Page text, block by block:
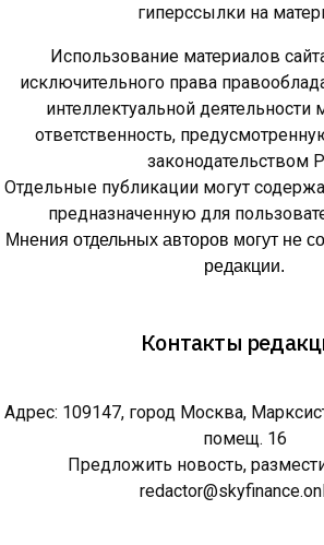
гиперссылки на
Использование материалов
исключительного права
интеллектуальной
ответственность,
законодательством
Отдельные публикации могут
предназначенную для
Мнения отдельных авторов могут не
редакции.
Контакты
Адрес: 109147, город Москва,
помещ. 16
Предложить новость,